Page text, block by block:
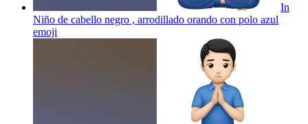
In
Niño de cabello negro , arrodillado orando con polo azul
emoji